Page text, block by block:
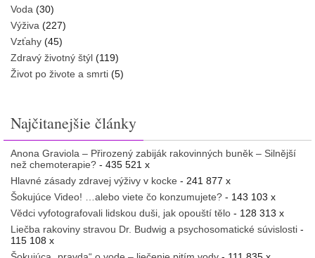
Voda (30)
Výživa (227)
Vzťahy (45)
Zdravý životný štýl (119)
Život po živote a smrti (5)
Najčitanejšie články
Anona Graviola – Přirozený zabiják rakovinných buněk – Silnější
než chemoterapie? - 435 521 x
Hlavné zásady zdravej výživy v kocke - 241 877 x
Šokujúce Video! …alebo viete čo konzumujete? - 143 103 x
Vědci vyfotografovali lidskou duši, jak opouští tělo - 128 313 x
Liečba rakoviny stravou Dr. Budwig a psychosomatické súvislosti -
115 108 x